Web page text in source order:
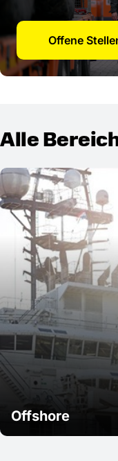
Offene
Alle
Offshore